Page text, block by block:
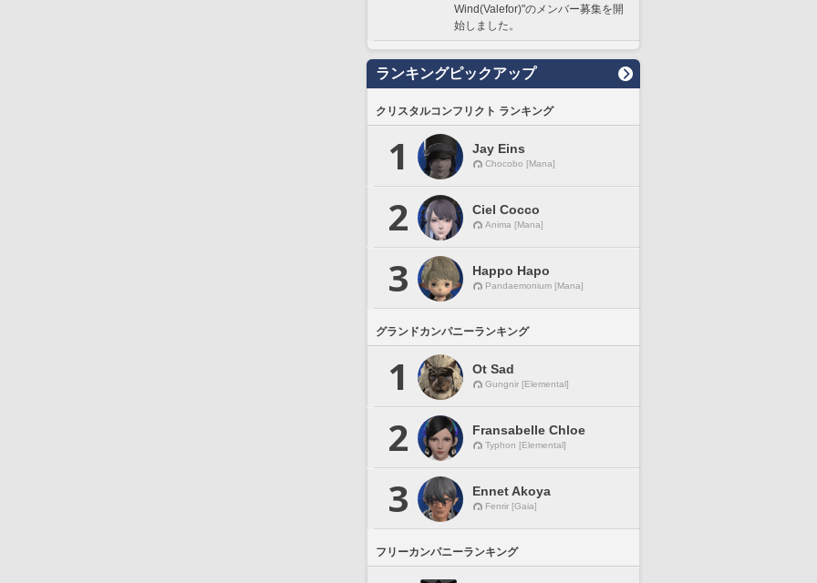
Wind(Valefor)"のメンバー募集を開
始しました。
ランキングピックアップ
クリスタルコンフリクト ランキング
1 Jay Eins
Chocobo [Mana]
2 Ciel Cocco
Anima [Mana]
3 Happo Hapo
Pandaemonium [Mana]
グランドカンパニーランキング
1 Ot Sad
Gungnir [Elemental]
2 Fransabelle Chloe
Typhon [Elemental]
3 Ennet Akoya
Fenrir [Gaia]
フリーカンパニーランキング